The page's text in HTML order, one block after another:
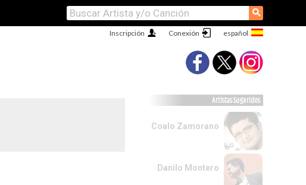
⚲
Conexión
Inscripción
Artistas Sugeridos
Coalo Zamorano
Danilo Montero